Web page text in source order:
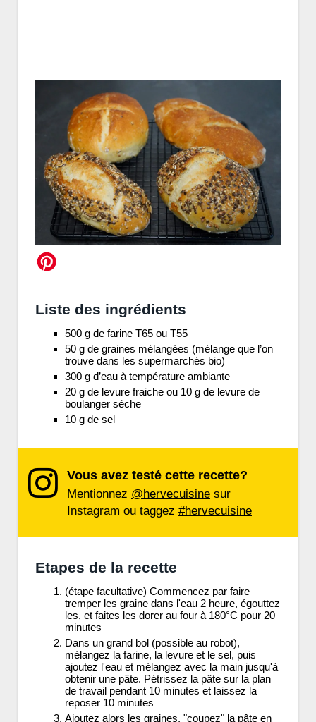
Liste des ingrédients
500 g de farine T65 ou T55
50 g de graines mélangées (mélange que l’on
trouve dans les supermarchés bio)
300 g d’eau à température ambiante
20 g de levure fraiche ou 10 g de levure de
boulanger sèche
10 g de sel
Vous avez testé cette recette?
Mentionnez @hervecuisine sur
Instagram ou taggez #hervecuisine
Etapes de la recette
(étape facultative) Commencez par faire
tremper les graine dans l'eau 2 heure, égouttez
les, et faites les dorer au four à 180°C pour 20
minutes
Dans un grand bol (possible au robot),
mélangez la farine, la levure et le sel, puis
ajoutez l'eau et mélangez avec la main jusqu'à
obtenir une pâte. Pétrissez la pâte sur la plan
de travail pendant 10 minutes et laissez la
reposer 10 minutes
Ajoutez alors les graines, "coupez" la pâte en